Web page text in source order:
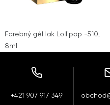
Farebný gél lak Lollipop -510,
8ml
+421 907 917 349